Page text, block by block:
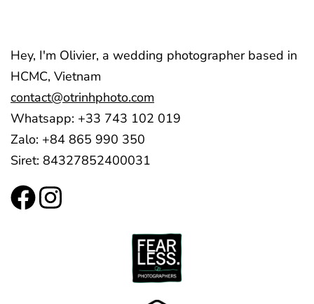
Hey, I'm Olivier, a wedding photographer based in
HCMC, Vietnam
contact@otrinhphoto.com
Whatsapp: +33 743 102 019
Zalo: +84 865 990 350
Siret: 84327852400031